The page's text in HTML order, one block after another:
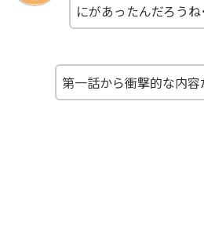
にがあったんだろうね
第一話から衝撃的な内容